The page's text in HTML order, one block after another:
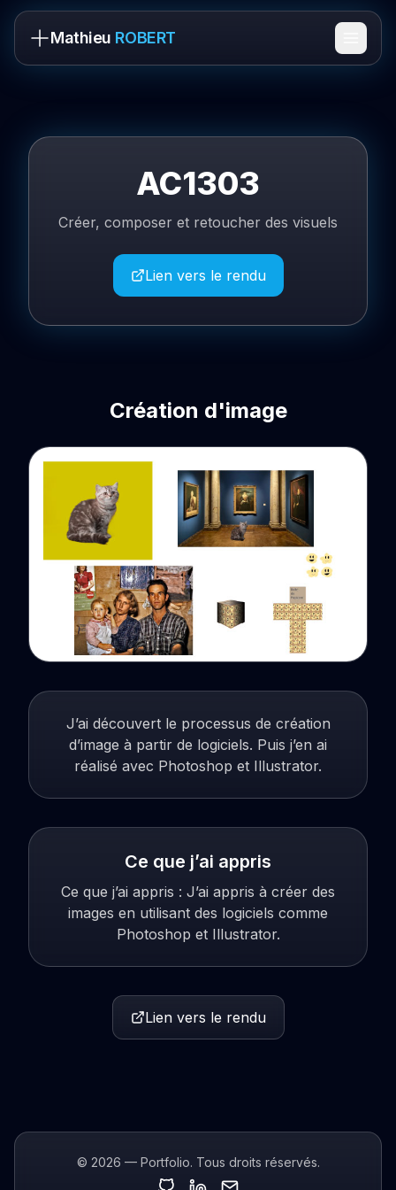
Mathieu ROBERT
AC1303
Créer, composer et retoucher des visuels
Lien vers le rendu
Création d'image
J’ai découvert le processus de création
d’image à partir de logiciels. Puis j’en ai
réalisé avec Photoshop et Illustrator.
Ce que j’ai appris
Ce que j’ai appris : J’ai appris à créer des
images en utilisant des logiciels comme
Photoshop et Illustrator.
Lien vers le rendu
© 2026 — Portfolio. Tous droits réservés.